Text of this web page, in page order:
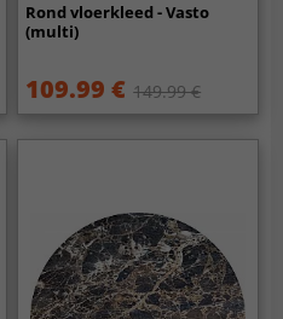
Rond vloerkleed - Vasto
(multi)
109.99 € 149.99 €